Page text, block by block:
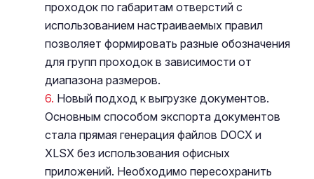
проходок по габаритам отверстий с
использованием настраиваемых правил
позволяет формировать разные обозначения
для групп проходок в зависимости от
диапазона размеров.
Новый подход к выгрузке документов.
Основным способом экспорта документов
стала прямая генерация файлов DOCX и
XLSX без использования офисных
приложений. Необходимо пересохранить